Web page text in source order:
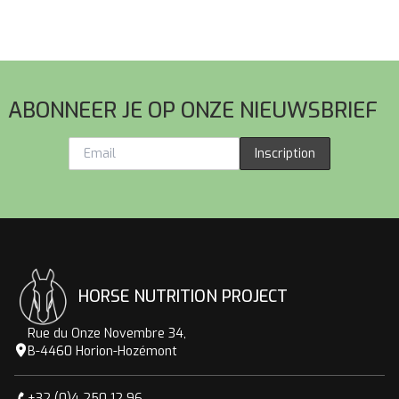
ABONNEER JE OP ONZE NIEUWSBRIEF
Inscription
HORSE NUTRITION PROJECT
Rue du Onze Novembre 34,
B-4460 Horion-Hozémont